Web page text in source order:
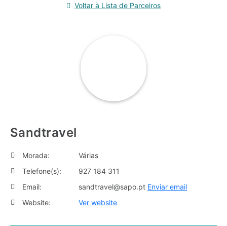
Voltar à Lista de Parceiros
Sandtravel
Morada:
Várias
Telefone(s):
927 184 311
Email:
sandtravel@sapo.pt Enviar email
Website:
Ver website